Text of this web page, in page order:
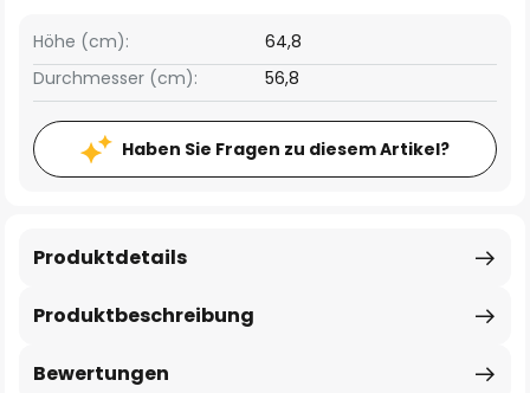
Höhe (cm):
64,8
Durchmesser (cm):
56,8
Haben Sie Fragen zu diesem Artikel?
Produktbeschreibung
Produktdetails
Bewertungen